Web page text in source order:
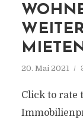
20. Mai 2021
Click to rate